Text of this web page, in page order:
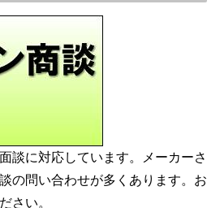
談に対応しています。メーカーさ
の問い合わせが多くあります。お
さい。